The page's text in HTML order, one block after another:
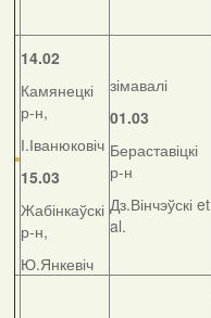
14.02
Камянецкі
р-н,
І.Іванюковіч
15.03
Жабінкаўскі
р-н,
Ю.Янкевіч
зімавалі
01.03
Бераставіцкі
р-н
Дз.Вінчэўскі et
al.